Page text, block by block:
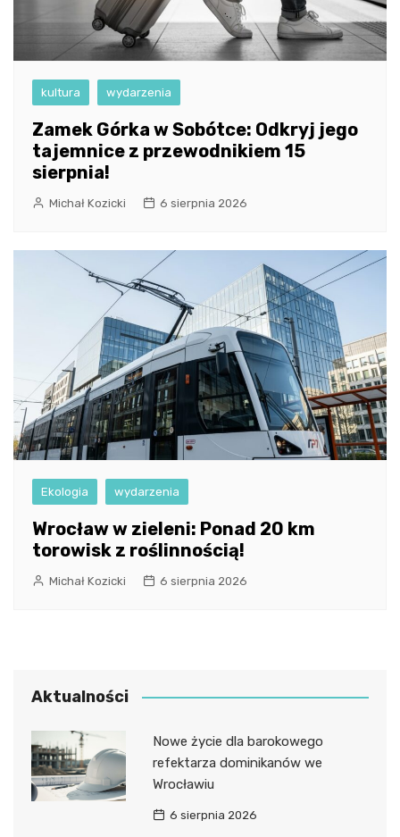
kultura wydarzenia
Zamek Górka w Sobótce: Odkryj jego
tajemnice z przewodnikiem 15
sierpnia!
Michał Kozicki 6 sierpnia 2026
Ekologia wydarzenia
Wrocław w zieleni: Ponad 20 km
torowisk z roślinnością!
Michał Kozicki 6 sierpnia 2026
Aktualności
Nowe życie dla barokowego
refektarza dominikanów we
Wrocławiu
6 sierpnia 2026